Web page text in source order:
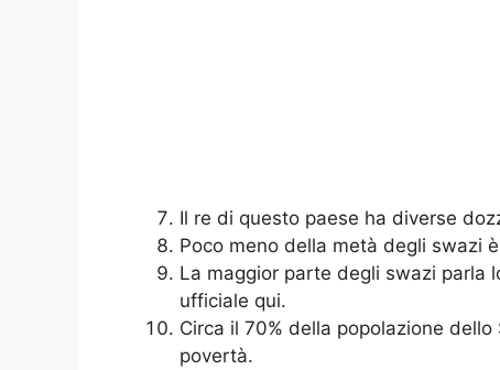
Il re di questo paese ha diverse
Poco meno della metà degli swazi
La maggior parte degli swazi parla
ufficiale qui.
Circa il 70% della popolazione
povertà.